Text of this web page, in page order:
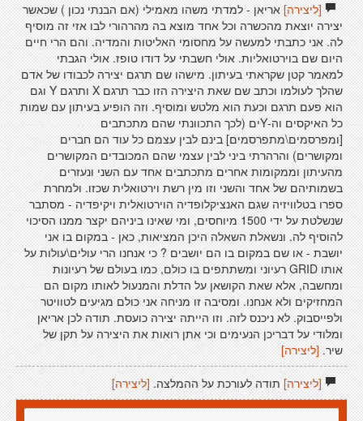
[ליצירה]אריאן - למדתי משהו מאמילי (אם הבנתי נכון ) שכאשר
יצירה יוצאת מהכשרה וכל אחד מוצא בה מהרהורי לבו אזי זה מוסיף
לה. אני כתבתי למעשה על מחסומי האליטות והמדיה. והם הרי חיים
היום שם בוירטואליות. אולי חשבתי על דודו טופז. אולי הגבתי
למאמר קטן שקראתי בעיתון. מישהו שם תרגם יצירה לכבודו של אדם
שהלך לעולמו וכתב שם שאת היצירה הזו כבר תרגם X ותרגם Y וגם
הוא פעם תרגם וכעת הוא מלטש ומוסיף. וזה הופיע בעיתון עם שמות
כל האיקסים וה-Yים (לכך התכוונתי שהם מתכתבים
[ומפרסמים\מתפרסמים] בינם לבין עצמם כל עוד הם חברים
ומקושרים) והרהרתי ביני לבין עצמי שהם המכובדים המקושרים
מהעיתון וממקומות אחרים מתכתבים אחד עם השני ונעזרים
בשמותיהם של אחד והשני וזו מין רשת וירטואלית שכזו. ולמחרת
ספרו בטלוויזיה שגם האנציקלופדיה הוירטואלית ויקיפדיה - מסתבר
שנשלטת על ידי 1500 מיוחסים, ומי שאינו ביניהם יקצר ממנו הסיכוי
להוסיף לה. ונשאלת השאלה היכן המציאות, כאן - במקום בו אני
יושבת - או שם במקום בו הם יושבים ? כי אנחנו הרי עולים\עולות על
אותו GRID רעיוני ומשתתפים בו כולם, כמו בעולם של רעיונות
ומחשבה, אלא שאת הקושאן על הדלת והמנעול לאותו מקום הם
המחזיקים ולא אנחנו. ומסיבה זו מניחה אני כולם מגיעים לטוויטר
ולפייסבוק. לא ניכנס לזה. וזו הייתה יצירה כועסת. תודה לכן אריאן
ומלודי על דבריכן הנעימים וכי אתן רואות את היצירה על תקן של
שיר. [ליצירה]
[ליצירה]תודה לעורכת על ההמלצה. [ליצירה]